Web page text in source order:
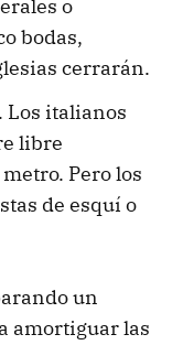
o
bodas,
cerrarán.
. Los italianos
libre
Pero los
de esquí o
un
amortiguar las